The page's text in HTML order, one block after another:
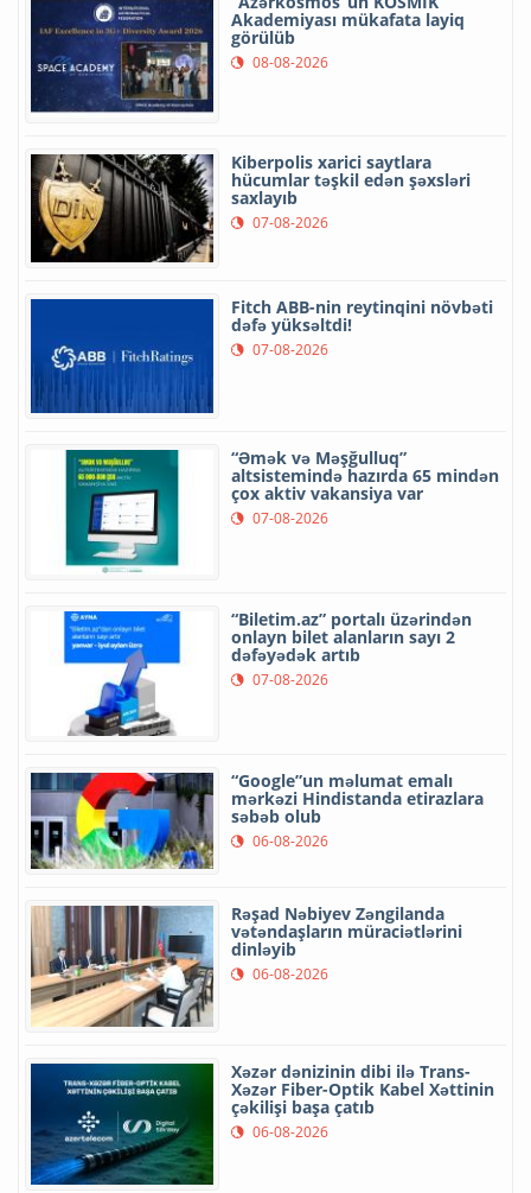
Akademiyası mükafata layiq
görülüb
08-08-2026
Kiberpolis xarici saytlara
hücumlar təşkil edən şəxsləri
saxlayıb
07-08-2026
Fitch ABB-nin reytinqini növbəti
dəfə yüksəltdi!
07-08-2026
“Əmək və Məşğulluq”
altsistemində hazırda 65 mindən
çox aktiv vakansiya var
07-08-2026
“Biletim.az” portalı üzərindən
onlayn bilet alanların sayı 2
dəfəyədək artıb
07-08-2026
“Google”un məlumat emalı
mərkəzi Hindistanda etirazlara
səbəb olub
06-08-2026
Rəşad Nəbiyev Zəngilanda
vətəndaşların müraciətlərini
dinləyib
06-08-2026
Xəzər dənizinin dibi ilə Trans-
Xəzər Fiber-Optik Kabel Xəttinin
çəkilişi başa çatıb
06-08-2026